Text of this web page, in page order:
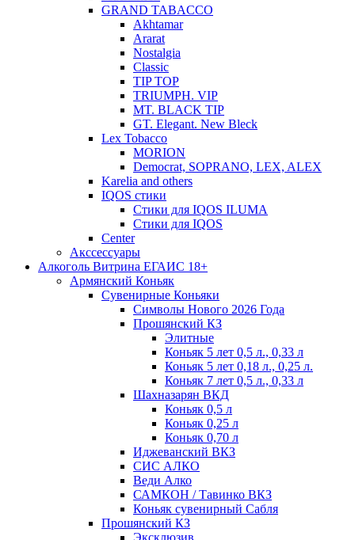
GRAND TABACCO
Akhtamar
Ararat
Nostalgia
Classic
TIP TOP
TRIUMPH. VIP
MT. BLACK TIP
GT. Elegant. New Bleck
Lex Tobacco
MORION
Democrat, SOPRANO, LEX, ALEX
Karelia and others
IQOS стики
Стики для IQOS ILUMA
Стики для IQOS
Сenter
Акссессуары
Алкоголь Витрина ЕГАИС 18+
Армянский Коньяк
Сувенирные Коньяки
Символы Нового 2026 Года
Прошянский КЗ
Элитные
Коньяк 5 лет 0,5 л., 0,33 л
Коньяк 5 лет 0,18 л., 0,25 л.
Коньяк 7 лет 0,5 л., 0,33 л
Шахназарян ВКД
Коньяк 0,5 л
Коньяк 0,25 л
Коньяк 0,70 л
Иджеванский ВКЗ
СИС АЛКО
Веди Алко
САМКОН / Тавинко ВКЗ
Коньяк сувенирный Сабля
Прошянский КЗ
Эксклюзив